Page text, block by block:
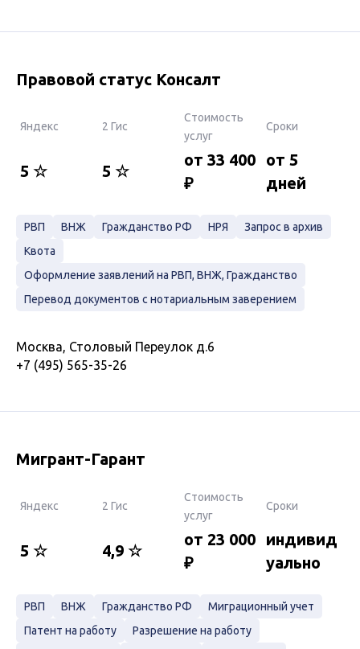
Правовой статус Консалт
Яндекс 2 Гис
Стоимость
услуг
Сроки
5 ☆ 5 ☆
от 33 400
₽
от 5
дней
РВП ВНЖ Гражданство РФ НРЯ
Запрос в архив
Квота
Оформление заявлений на РВП, ВНЖ, Гражданство
Перевод документов с нотариальным заверением
Москва, Столовый Переулок д.6
+7 (495) 565-35-26
Мигрант-Гарант
Яндекс 2 Гис
Стоимость
услуг
Сроки
5 ☆ 4,9 ☆
от 23 000
₽
индивид
уально
РВП ВНЖ Гражданство РФ
Миграционный учет
Патент на работу
Разрешение на работу